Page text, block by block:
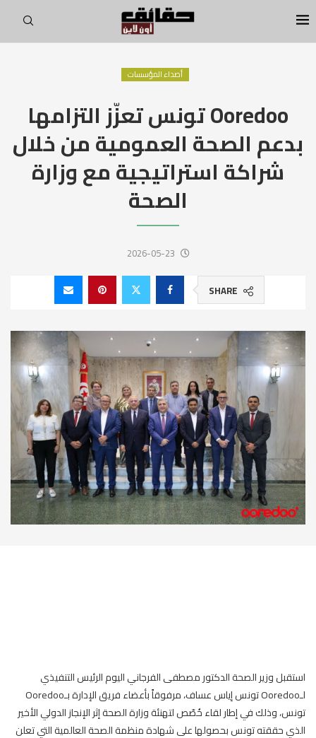
أصداء المؤسسات
Ooredoo تونس تعزّز التزامها
بدعم الصحة العمومية من خلال
شراكة استراتيجية مع وزارة
الصحة
2026-05-23
SHARE
استقبل وزير الصحة الدكتور مصطفى الفرجاني اليوم الرئيس التنفيذي
لـOoredoo تونس إياس عساف، مرفوقاً بأعضاء فريق الإدارة بـOoredoo
تونس، وذلك في إطار لقاء خُصّص لتهنئة وزارة الصحة إثر الإنجاز الدولي الأخير
الذي حققته تونس بحصولها على شهادة منظمة الصحة العالمية التي تعلن